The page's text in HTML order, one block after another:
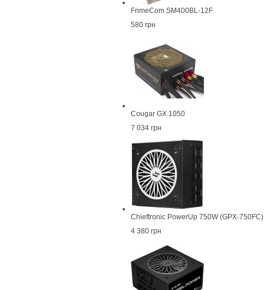
FrimeCom SM400BL-12F
580 грн
Cougar GX 1050
7 034 грн
Chieftronic PowerUp 750W (GPX-750FC)
4 380 грн